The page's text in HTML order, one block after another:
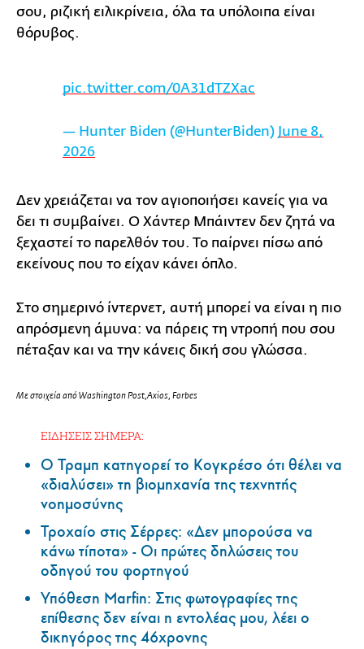
σου, ριζική ειλικρίνεια, όλα τα υπόλοιπα είναι
θόρυβος.
pic.twitter.com/0A31dTZXac
— Hunter Biden (@HunterBiden) June 8,
2026
Δεν χρειάζεται να τον αγιοποιήσει κανείς για να
δει τι συμβαίνει. Ο Χάντερ Μπάιντεν δεν ζητά να
ξεχαστεί το παρελθόν του. Το παίρνει πίσω από
εκείνους που το είχαν κάνει όπλο.
Στο σημερινό ίντερνετ, αυτή μπορεί να είναι η πιο
απρόσμενη άμυνα: να πάρεις τη ντροπή που σου
πέταξαν και να την κάνεις δική σου γλώσσα.
Με στοιχεία από Washington Post,Axios, Forbes
ΕΙΔΗΣΕΙΣ ΣΗΜΕΡΑ:
Ο Τραμπ κατηγορεί το Κογκρέσο ότι θέλει να
«διαλύσει» τη βιομηχανία της τεχνητής
νοημοσύνης
Τροχαίο στις Σέρρες: «Δεν μπορούσα να
κάνω τίποτα» - Οι πρώτες δηλώσεις του
οδηγού του φορτηγού
Υπόθεση Marfin: Στις φωτογραφίες της
επίθεσης δεν είναι η εντολέας μου, λέει ο
δικηγόρος της 46χρονης